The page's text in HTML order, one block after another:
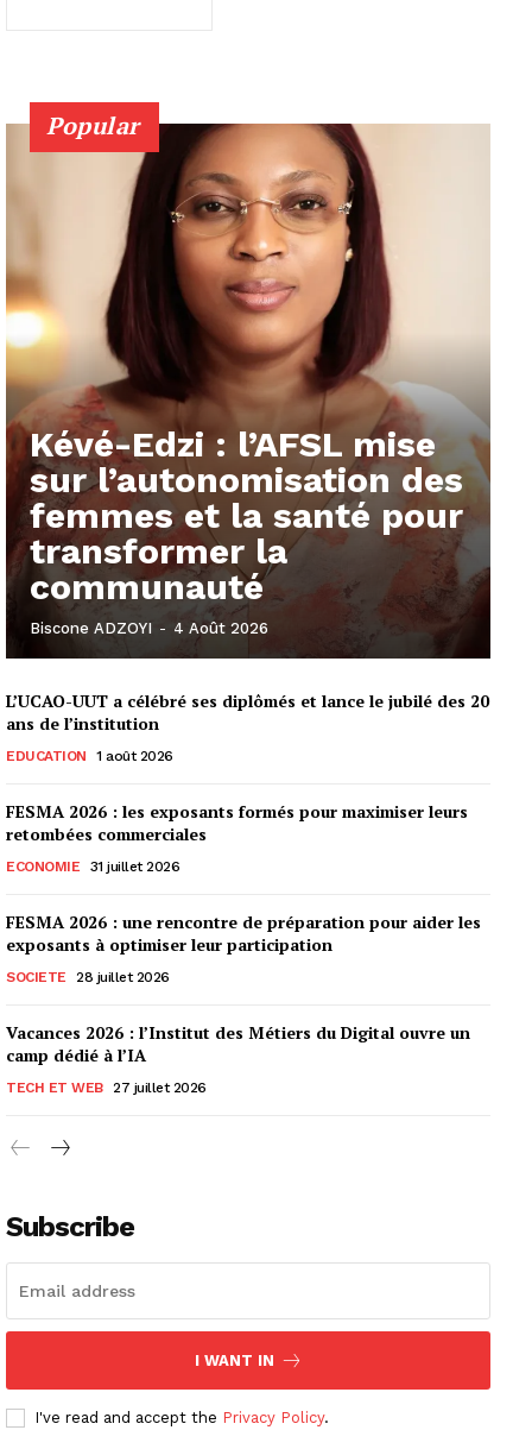
Popular
Kévé-Edzi : l’AFSL mise
sur l’autonomisation des
femmes et la santé pour
transformer la
communauté
Biscone ADZOYI - 4 Août 2026
L’UCAO-UUT a célébré ses diplômés et lance le jubilé des 20
ans de l’institution
EDUCATION 1 août 2026
FESMA 2026 : les exposants formés pour maximiser leurs
retombées commerciales
ECONOMIE 31 juillet 2026
FESMA 2026 : une rencontre de préparation pour aider les
exposants à optimiser leur participation
SOCIETE 28 juillet 2026
Vacances 2026 : l’Institut des Métiers du Digital ouvre un
camp dédié à l’IA
TECH ET WEB 27 juillet 2026
Subscribe
I WANT IN
I've read and accept the Privacy Policy.